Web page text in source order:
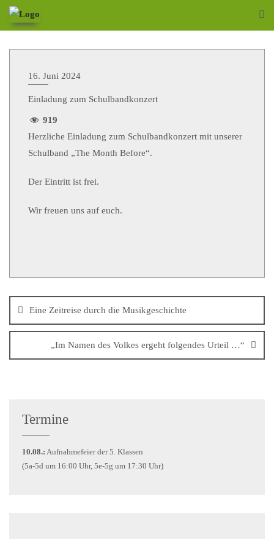
16. Juni 2024
Einladung zum Schulbandkonzert
919
Herzliche Einladung zum Schulbandkonzert mit unserer
Schulband „The Month Before“.
Der Eintritt ist frei.
Wir freuen uns auf euch.
Eine Zeitreise durch die Musikgeschichte
„Im Namen des Volkes ergeht folgendes Urteil …“
Termine
10.08.: Aufnahmefeier der 5. Klassen
(5a-5d um 16:00 Uhr, 5e-5g um 17:30 Uhr)